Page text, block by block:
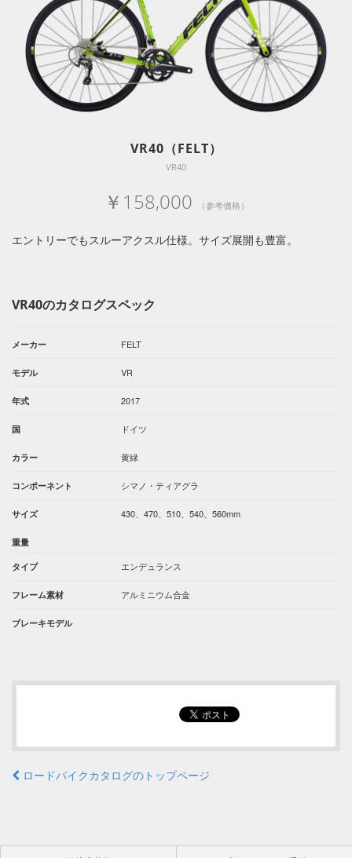
VR40（FELT）
VR40
￥158,000 （参考価格）
エントリーでもスルーアクスル仕様。サイズ展開も豊富。
VR40のカタログスペック
メーカー FELT
モデル VR
年式 2017
国 ドイツ
カラー 黄緑
コンポーネント シマノ・ティアグラ
サイズ 430、470、510、540、560mm
重量
タイプ エンデュランス
フレーム素材 アルミニウム合金
ブレーキモデル
ロードバイクカタログのトップページ